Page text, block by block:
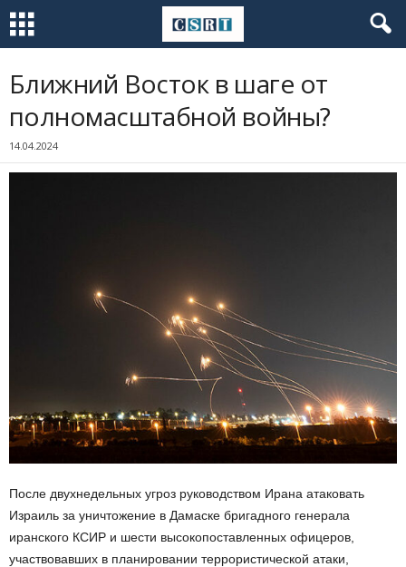
Ближний Восток в шаге от
полномасштабной войны?
14.04.2024
После двухнедельных угроз руководством Ирана атаковать
Израиль за уничтожение в Дамаске бригадного генерала
иранского КСИР и шести высокопоставленных офицеров,
участвовавших в планировании террористической атаки,